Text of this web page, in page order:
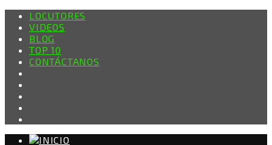
LOCUTORES
VIDEOS
BLOG
TOP 10
CONTÁCTANOS